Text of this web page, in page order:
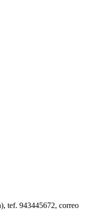
tef. 943445672, correo